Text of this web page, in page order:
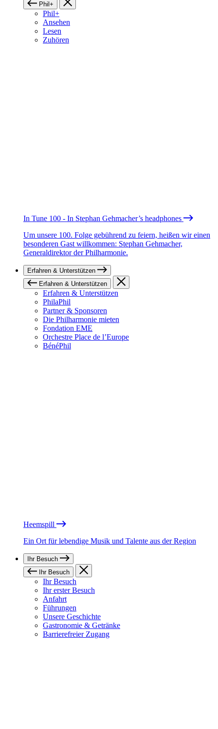
Phil+
Phil+
Ansehen
Lesen
Zuhören
In Tune 100 - In Stephan Gehmacher’s headphones
Um unsere 100. Folge gebührend zu feiern, heißen wir einen
besonderen Gast willkommen: Stephan Gehmacher,
Generaldirektor der Philharmonie.
Erfahren & Unterstützen
Erfahren & Unterstützen
Erfahren & Unterstützen
PhilaPhil
Partner & Sponsoren
Die Philharmonie mieten
Fondation EME
Orchestre Place de l’Europe
BénéPhil
Heemspill
Ein Ort für lebendige Musik und Talente aus der Region
Ihr Besuch
Ihr Besuch
Ihr Besuch
Ihr erster Besuch
Anfahrt
Führungen
Unsere Geschichte
Gastronomie & Getränke
Barrierefreier Zugang